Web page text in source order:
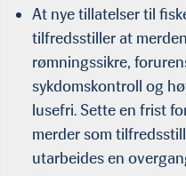
At nye tillatelser til
tilfredsstiller at
rømningssikre,
sykdomskontroll og
lusefri. Sette en frist
merder som
utarbeides en